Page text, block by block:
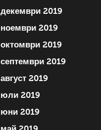
декември 2019
ноември 2019
октомври 2019
септември 2019
август 2019
юли 2019
юни 2019